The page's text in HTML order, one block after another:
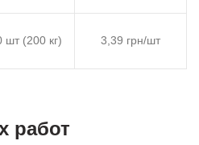
шт (200 кг) 3,39 грн/шт
работ